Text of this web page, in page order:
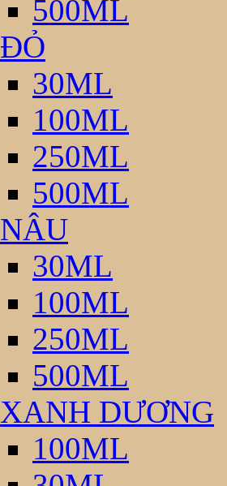
500ML
ĐỎ
30ML
100ML
250ML
500ML
NÂU
30ML
100ML
250ML
500ML
XANH DƯƠNG
100ML